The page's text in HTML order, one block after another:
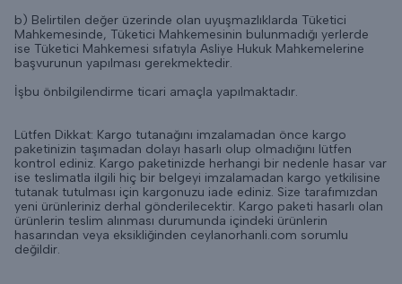
b) Belirtilen değer üzerinde olan uyuşmazlıklarda Tüketici
Mahkemesinde, Tüketici Mahkemesinin bulunmadığı yerlerde
ise Tüketici Mahkemesi sıfatıyla Asliye Hukuk Mahkemelerine
başvurunun yapılması gerekmektedir.
İşbu önbilgilendirme ticari amaçla yapılmaktadır.
Lütfen Dikkat: Kargo tutanağını imzalamadan önce kargo
paketinizin taşımadan dolayı hasarlı olup olmadığını lütfen
kontrol ediniz. Kargo paketinizde herhangi bir nedenle hasar var
ise teslimatla ilgili hiç bir belgeyi imzalamadan kargo yetkilisine
tutanak tutulması için kargonuzu iade ediniz. Size tarafımızdan
yeni ürünleriniz derhal gönderilecektir. Kargo paketi hasarlı olan
ürünlerin teslim alınması durumunda içindeki ürünlerin
hasarından veya eksikliğinden ceylanorhanli.com sorumlu
değildir.